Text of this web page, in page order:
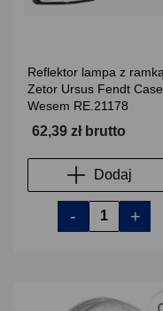
Reflektor lampa z ramką
Zetor Ursus Fendt Case
Wesem RE.21178
62,39 zł brutto
Dodaj
- +